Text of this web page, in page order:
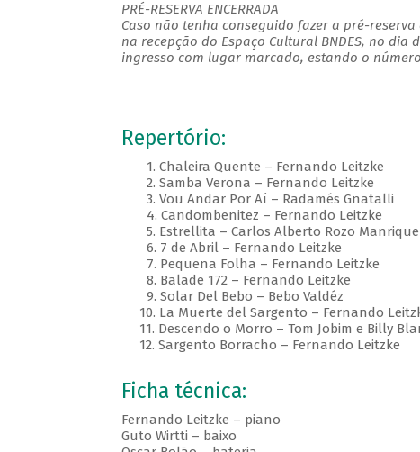
PRÉ-RESERVA ENCERRADA
Caso não tenha conseguido fazer a pré-
na recepção do Espaço Cultural BNDES, no
ingresso com lugar marcado, estando o
Repertório:
1. Chaleira Quente – Fernando Leitzke
2. Samba Verona – Fernando Leitzke
3. Vou Andar Por Aí – Radamés Gnatalli
4. Candombenitez – Fernando Leitzke
5. Estrellita – Carlos Alberto Rozo Manrique
6. 7 de Abril – Fernando Leitzke
7. Pequena Folha – Fernando Leitzke
8. Balade 172 – Fernando Leitzke
9. Solar Del Bebo – Bebo Valdéz
10. La Muerte del Sargento – Fernando
11. Descendo o Morro – Tom Jobim e Billy
12. Sargento Borracho – Fernando Leitzke
Ficha técnica:
Fernando Leitzke – piano
Guto Wirtti – baixo